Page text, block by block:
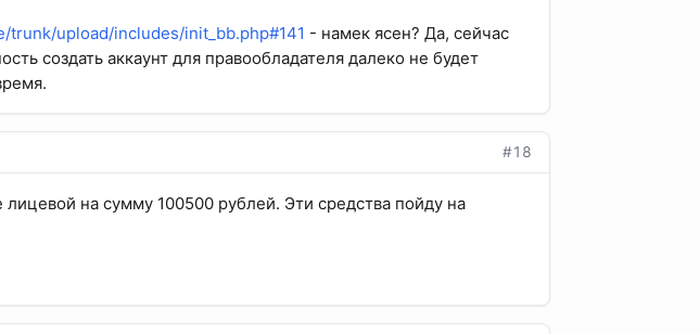
upload/includes/init_bb.php#141 - намек ясен? Да, сейчас
создать аккаунт для правообладателя далеко не будет
#18
на сумму 100500 рублей. Эти средства пойду на